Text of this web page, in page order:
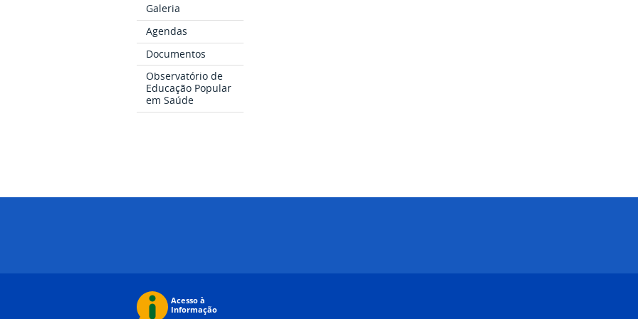
Galeria
Agendas
Documentos
Observatório de
Educação Popular
em Saúde